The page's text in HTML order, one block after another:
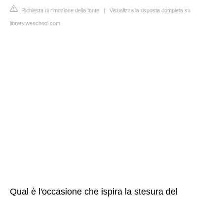
Richiesta di rimozione della fonte | Visualizza la risposta completa su
library.weschool.com
Qual è l'occasione che ispira la stesura del